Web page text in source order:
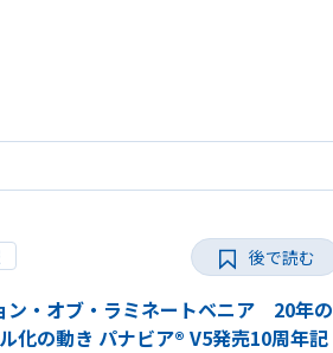
・オブ・ラミネートベニア 20年の
化の動き パナビア® V5発売10周年記
後で読む